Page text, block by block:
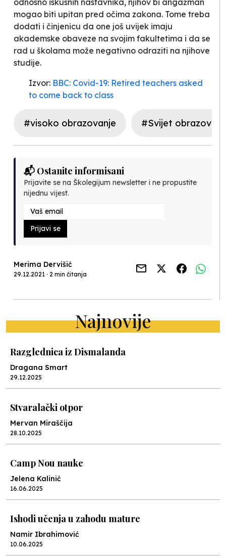
odnosno iskusnih nastavnika, njihov bi angažman
mogao biti upitan pred očima zakona. Tome treba
dodati i činjenicu da one još uvijek imaju
akademske obaveze na svojim fakultetima i da se
rad u školama može negativno odraziti na njihove
studije.
Izvor: BBC: Covid-19: Retired teachers asked
to come back to class
#visoko obrazovanje #Svijet
📬 Ostanite informisani
Prijavite se na Školegijum newsletter i ne propustite
nijednu vijest.
Prijavi se
Merima Dervišić
29.12.2021 · 2 min čitanja
Najnovije
Razglednica iz Dismalanda
Dragana Smart
29.12.2025
Stvaralački otpor
Mervan Miraščija
28.10.2025
Camp Nou nauke
Jelena Kalinić
16.06.2025
Ishodi učenja u zahodu mature
Namir Ibrahimović
10.06.2025